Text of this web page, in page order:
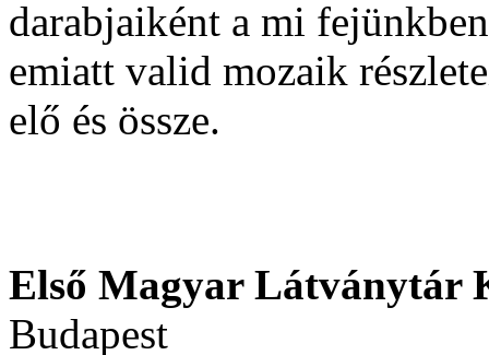
darabjaiként a mi
emiatt valid mozaik
elő és össze.
Első Magyar Látványtár
Budapest